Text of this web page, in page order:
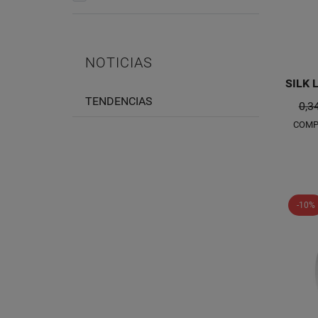
NOTICIAS
TENDENCIAS
SILK
-10%